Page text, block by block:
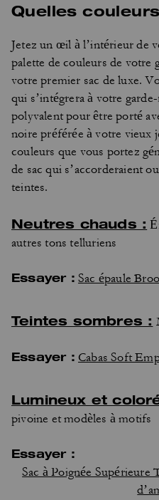
Quelles
Jetez un œil à l’intérieur de
palette de couleurs de votre
votre premier sac de luxe.
qui s’intégrera à votre
polyvalent pour être porté
noire préférée à votre vieux
couleurs que vous portez
de sac qui s’accorderaient
teintes.
Neutres chauds :
autres tons telluriens
Essayer : Sac épaule
Teintes sombres :
Essayer : Cabas Soft
Lumineux et
pivoine et modèles à motifs
Essayer :
Sac à Poignée Supérieure